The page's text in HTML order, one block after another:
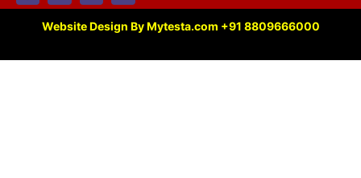
Website Design By Mytesta.com +91 8809666000